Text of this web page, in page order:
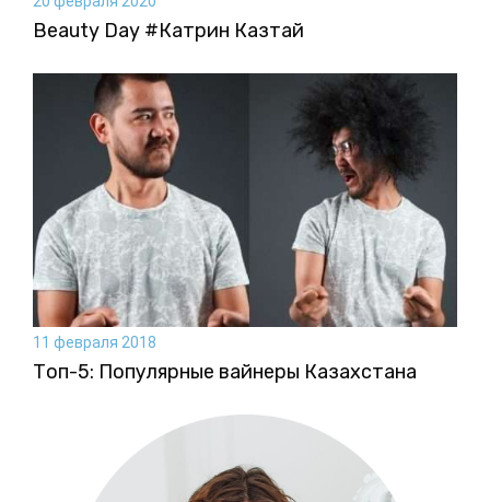
Beauty Day #Катрин Казтай
11 февраля 2018
Топ-5: Популярные вайнеры Казахстана